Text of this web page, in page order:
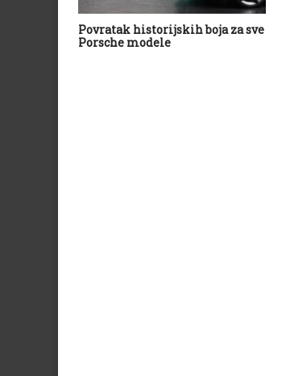
Povratak historijskih boja za sve
Porsche modele